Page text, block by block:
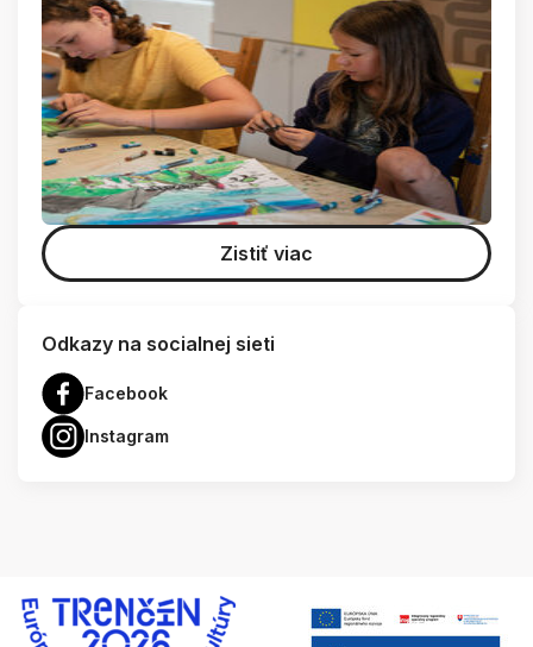
Zistiť viac
Odkazy na socialnej sieti
Facebook
Instagram